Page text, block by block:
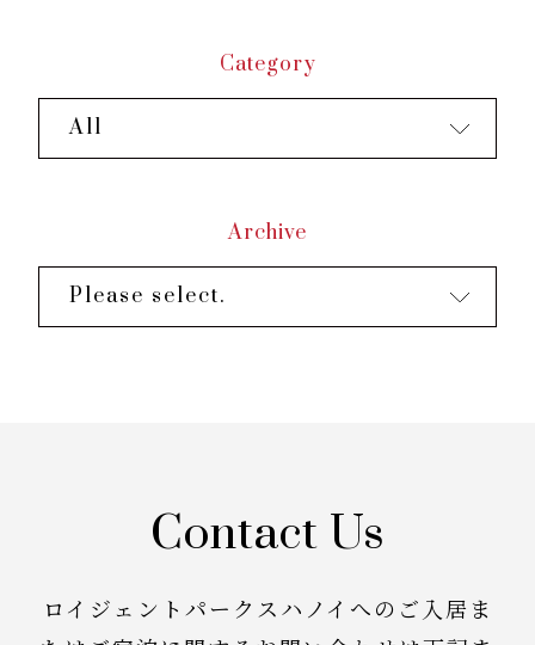
Category
All
Archive
Please select.
Contact Us
ロイジェントパークスハノイへのご入居ま